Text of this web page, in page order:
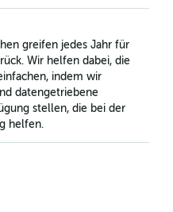
greifen jedes Jahr für
Wir helfen dabei, die
indem wir
datengetriebene
stellen, die bei der
helfen.